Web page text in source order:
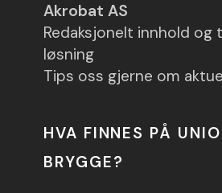
Akrobat AS
Redaksjonelt innhold og
løsning
Tips oss gjerne om
HVA FINNES PÅ
BRYGGE?